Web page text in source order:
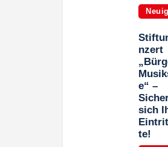
nzert
e“ –
sich
te!